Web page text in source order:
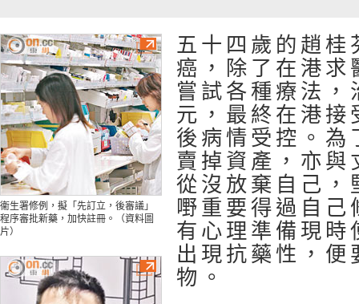
衞生署修例，擬「先訂立，後審議」
程序審批新藥，加快註冊。（資料圖
片）
五十四歲的趙桂
癌，除了在港求
嘗試各種療法
元，最終在港接
後病情受控。為
賣掉資產，亦
從沒放棄自己，
嘢重要得過自
有心理準備現時
出現抗藥性，便
物。